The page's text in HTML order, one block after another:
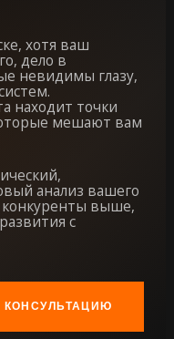
хотя ваш
дело в
невидимы глазу,
находит точки
мешают вам
анализ вашего
конкуренты выше,
с
КОНСУЛЬТАЦИЮ